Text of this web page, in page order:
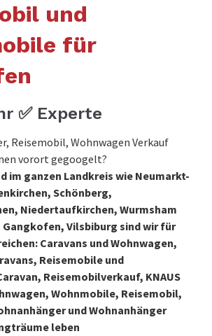
und
für
✅ Experte
Reisemobil, Wohnwagen Verkauf
vorort gegoogelt?
im ganzen Landkreis wie Neumarkt-
Schönberg,
Niedertaufkirchen, Wurmsham
Gangkofen, Vilsbiburg sind wir für
Caravans und Wohnwagen,
Reisemobile und
Reisemobilverkauf, KNAUS
Wohnmobile, Reisemobil,
und Wohnanhänger
leben